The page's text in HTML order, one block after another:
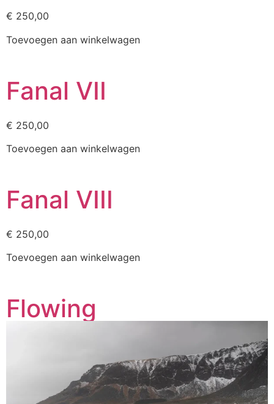
€ 250,00
Toevoegen aan winkelwagen
Fanal VII
€ 250,00
Toevoegen aan winkelwagen
Fanal VIII
€ 250,00
Toevoegen aan winkelwagen
Flowing